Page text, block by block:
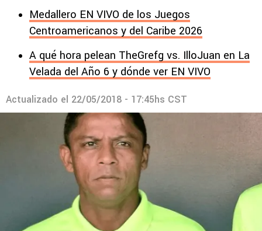
Medallero EN VIVO de los Juegos
Centroamericanos y del Caribe 2026
A qué hora pelean TheGrefg vs. IlloJuan en La
Velada del Año 6 y dónde ver EN VIVO
Actualizado el 22/05/2018 - 17:45hs CST